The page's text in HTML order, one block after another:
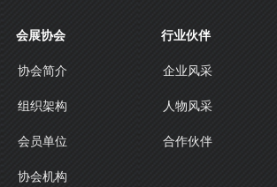
协会简介
组织架构
会员单位
协会机构
会展协会
企业风采
人物风采
合作伙伴
行业伙伴